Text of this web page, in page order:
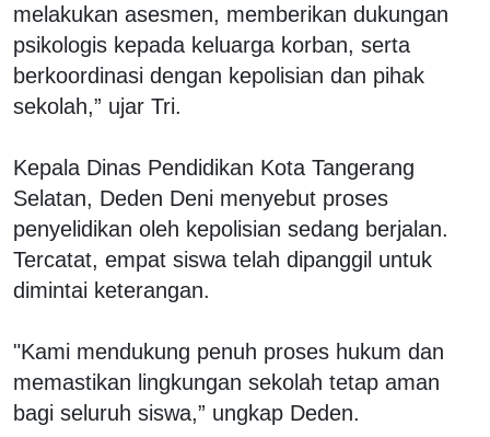
melakukan asesmen, memberikan dukungan
psikologis kepada keluarga korban, serta
berkoordinasi dengan kepolisian dan pihak
sekolah,” ujar Tri.
Kepala Dinas Pendidikan Kota Tangerang
Selatan, Deden Deni menyebut proses
penyelidikan oleh kepolisian sedang berjalan.
Tercatat, empat siswa telah dipanggil untuk
dimintai keterangan.
"Kami mendukung penuh proses hukum dan
memastikan lingkungan sekolah tetap aman
bagi seluruh siswa,” ungkap Deden.